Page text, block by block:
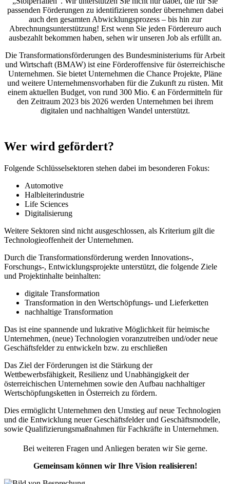
passenden Förderungen zu identifizieren sonder übernehmen dabei
auch den gesamten Abwicklungsprozess – bis hin zur
Abrechnungsunterstützung! Erst wenn Sie jeden Fördereuro auch
ausbezahlt bekommen haben, sehen wir unseren Job als erfüllt an.
Die Transformationsförderungen des Bundesministeriums für Arbeit
und Wirtschaft (BMAW) ist eine Förderoffensive für österreichische
Unternehmen. Sie bietet Unternehmen die Chance Projekte, Pläne
und weitere Unternehmensvorhaben für die Zukunft zu rüsten. Mit
einem aktuellen Budget, von rund 300 Mio. € an Fördermitteln für
den Zeitraum 2023 bis 2026 werden Unternehmen bei ihrem
digitalen und nachhaltigen Wandel unterstützt.
Wer wird gefördert?
Folgende Schlüsselsektoren stehen dabei im besonderen Fokus:
Automotive
Halbleiterindustrie
Life Sciences
Digitalisierung
Weitere Sektoren sind nicht ausgeschlossen, als Kriterium gilt die
Technologieoffenheit der Unternehmen.
Durch die Transformationsförderung werden Innovations-,
Forschungs-, Entwicklungsprojekte unterstützt, die folgende Ziele
und Projektinhalte beinhalten:
digitale Transformation
Transformation in den Wertschöpfungs- und Lieferketten
nachhaltige Transformation
Das ist eine spannende und lukrative Möglichkeit für heimische
Unternehmen, (neue) Technologien voranzutreiben und/oder neue
Geschäftsfelder zu entwickeln bzw. zu erschließen
Das Ziel der Förderungen ist die Stärkung der
Wettbewerbsfähigkeit, Resilienz und Unabhängigkeit der
österreichischen Unternehmen sowie den Aufbau nachhaltiger
Wertschöpfungsketten in Österreich zu fördern.
Dies ermöglicht Unternehmen den Umstieg auf neue Technologien
und die Entwicklung neuer Geschäftsfelder und Geschäftsmodelle,
sowie Qualifizierungsmaßnahmen für Fachkräfte in Unternehmen.
Bei weiteren Fragen und Anliegen beraten wir Sie gerne.
Gemeinsam können wir Ihre Vision realisieren!